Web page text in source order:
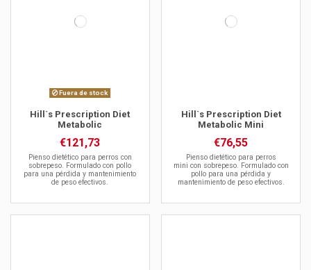
Fuera de stock
Hill`s Prescription Diet
Metabolic
€121,73
Pienso dietético para perros con
sobrepeso. Formulado con pollo
para una pérdida y mantenimiento
de peso efectivos.
Hill`s Prescription Diet
Metabolic Mini
€76,55
Pienso dietético para perros
mini con sobrepeso. Formulado con
pollo para una pérdida y
mantenimiento de peso efectivos.